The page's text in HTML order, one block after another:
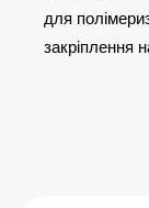
для
закріплення